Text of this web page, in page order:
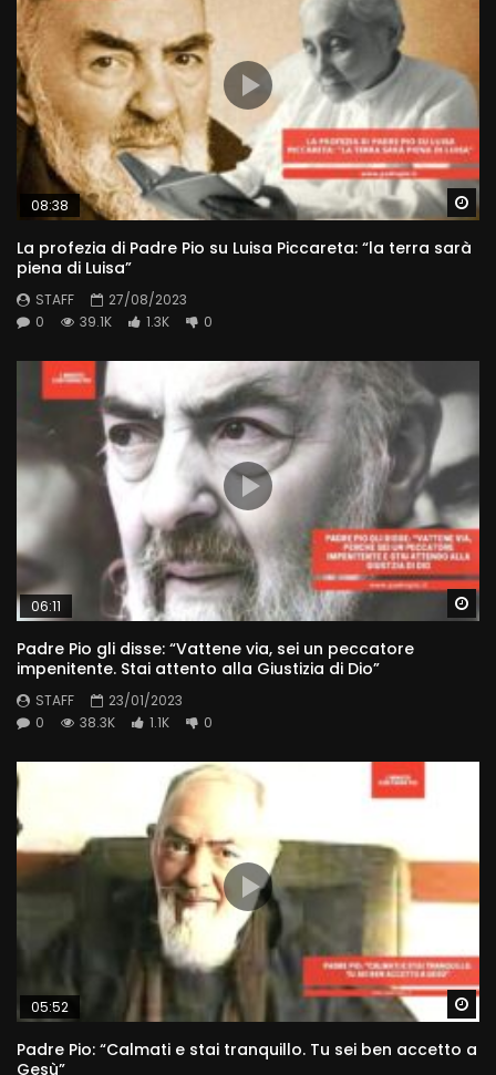
08:38
La profezia di Padre Pio su Luisa Piccareta: “la terra sarà
piena di Luisa”
STAFF
27/08/2023
0
39.1K 1.3K 0
06:11
Padre Pio gli disse: “Vattene via, sei un peccatore
impenitente. Stai attento alla Giustizia di Dio”
STAFF
23/01/2023
0
38.3K 1.1K 0
05:52
Padre Pio: “Calmati e stai tranquillo. Tu sei ben accetto a
Gesù”